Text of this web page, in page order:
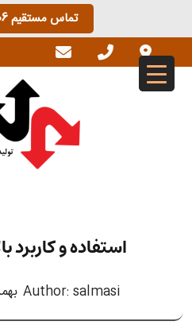
to
content
تماس مستقیم
استفاده و کاربرد
Author: salmasi بهمن